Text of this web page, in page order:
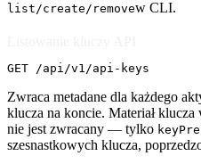
list/create/removew CLI.
GET /api/v1/api-keys
Zwraca metadane dla każdego
klucza na koncie. Materiał
nie jest zwracany — tylko
szesnastkowych klucza,